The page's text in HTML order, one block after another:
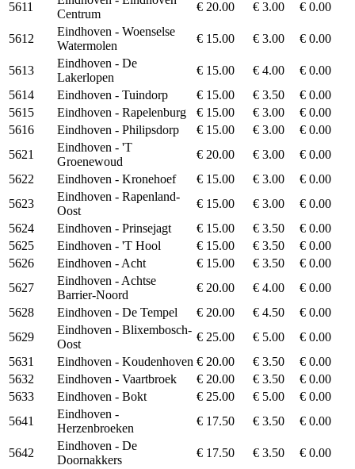
5611
Centrum
€ 20.00 € 3.00 € 0.00
5612
Eindhoven - Woenselse
Watermolen
€ 15.00 € 3.00 € 0.00
5613
Eindhoven - De
Lakerlopen
€ 15.00 € 4.00
€ 0.00
5614
Eindhoven - Tuindorp € 15.00 € 3.50
€ 0.00
5615
Eindhoven - Rapelenburg € 15.00 € 3.00
€ 0.00
5616
Eindhoven - Philipsdorp € 15.00 € 3.00
€ 0.00
5621
Eindhoven - 'T
Groenewoud
€ 20.00 € 3.00
€ 0.00
5622
Eindhoven - Kronehoef € 15.00 € 3.00
€ 0.00
5623
Eindhoven - Rapenland-
Oost
€ 15.00 € 3.00
€ 0.00
5624
Eindhoven - Prinsejagt € 15.00 € 3.50
€ 0.00
5625
Eindhoven - 'T Hool € 15.00 € 3.50
€ 0.00
5626
Eindhoven - Acht € 15.00 € 3.50
€ 0.00
5627
Eindhoven - Achtse
Barrier-Noord
€ 20.00 € 4.00
€ 0.00
5628
Eindhoven - De Tempel € 20.00 € 4.50
€ 0.00
5629
Eindhoven - Blixembosch-
Oost
€ 25.00 € 5.00
€ 0.00
5631
Eindhoven - Koudenhoven € 20.00 € 3.50
€ 0.00
5632
Eindhoven - Vaartbroek € 20.00 € 3.50
€ 0.00
5633
Eindhoven - Bokt € 25.00 € 5.00
€ 0.00
5641
Eindhoven -
Herzenbroeken
€ 17.50 € 3.50 € 0.00
5642
Eindhoven - De
Doornakkers
€ 17.50 € 3.50 € 0.00